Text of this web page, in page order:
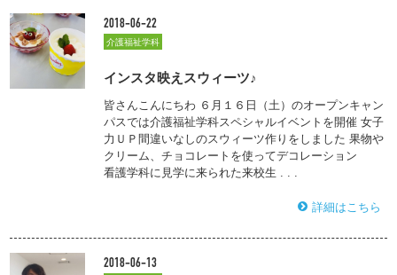
2018-06-22
介護福祉学科
インスタ映えスウィーツ♪
皆さんこんにちわ ６月１６日（土）のオープンキャン
パスでは介護福祉学科スペシャルイベントを開催 女子
力ＵＰ間違いなしのスウィーツ作りをしました 果物や
クリーム、チョコレートを使ってデコレーション
看護学科に見学に来られた来校生 . . .
詳細はこちら
2018-06-13